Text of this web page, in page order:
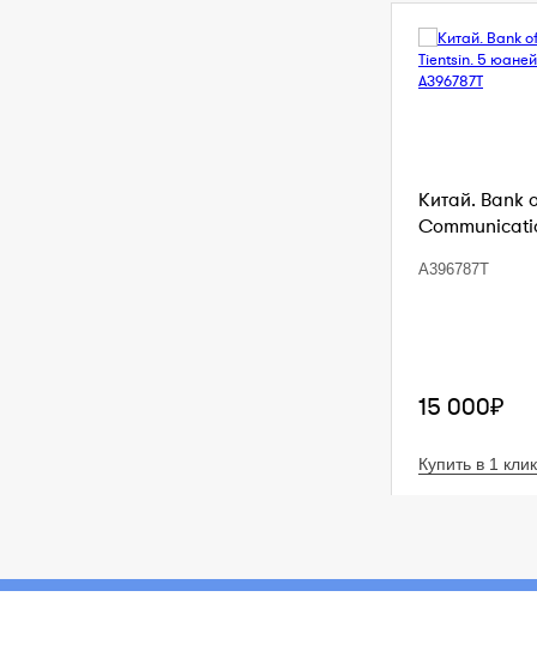
Китай. Bank
A396787T
15 000₽
Купить в 1 клик